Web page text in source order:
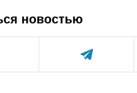
новостью